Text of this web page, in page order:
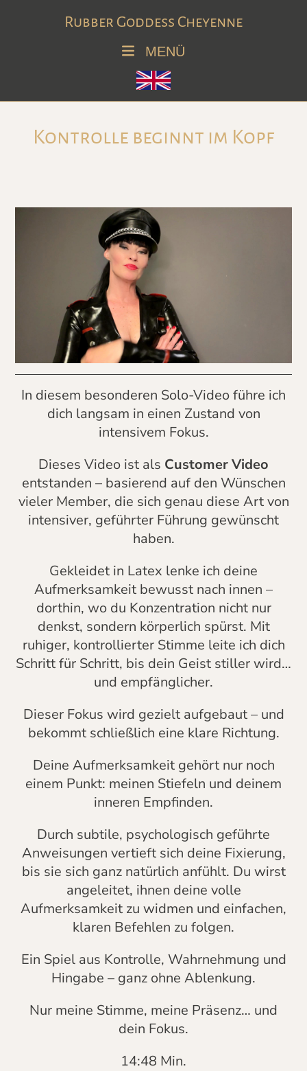
Rubber Goddess Cheyenne
MENÜ
Kontrolle beginnt im Kopf
In diesem besonderen Solo-Video führe ich
dich langsam in einen Zustand von
intensivem Fokus.
Dieses Video ist als Customer Video
entstanden – basierend auf den Wünschen
vieler Member, die sich genau diese Art von
intensiver, geführter Führung gewünscht
haben.
Gekleidet in Latex lenke ich deine
Aufmerksamkeit bewusst nach innen –
dorthin, wo du Konzentration nicht nur
denkst, sondern körperlich spürst. Mit
ruhiger, kontrollierter Stimme leite ich dich
Schritt für Schritt, bis dein Geist stiller wird…
und empfänglicher.
Dieser Fokus wird gezielt aufgebaut – und
bekommt schließlich eine klare Richtung.
Deine Aufmerksamkeit gehört nur noch
einem Punkt: meinen Stiefeln und deinem
inneren Empfinden.
Durch subtile, psychologisch geführte
Anweisungen vertieft sich deine Fixierung,
bis sie sich ganz natürlich anfühlt. Du wirst
angeleitet, ihnen deine volle
Aufmerksamkeit zu widmen und einfachen,
klaren Befehlen zu folgen.
Ein Spiel aus Kontrolle, Wahrnehmung und
Hingabe – ganz ohne Ablenkung.
Nur meine Stimme, meine Präsenz… und
dein Fokus.
14:48 Min.